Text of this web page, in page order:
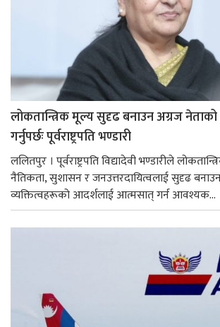
लोकतान्त्रिक मूल्य सुदृढ बनाउन अग्रज
गर्नुपर्छः पूर्वराष्ट्रपति भण्डारी
ललितपुर । पूर्वराष्ट्रपति विद्यादेवी भण्डारीले
नैतिकता, सुशासन र जनउत्तरदायित्वलाई सुदृढ
व्यक्तित्वहरूको आदर्शलाई आत्मसात् गर्न आवश्यक...